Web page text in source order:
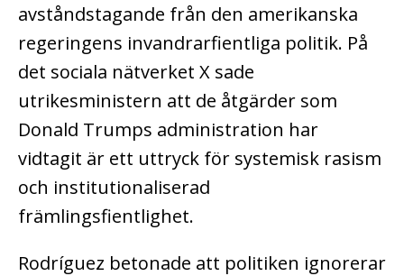
avståndstagande från den amerikanska
regeringens invandrarfientliga politik. På
det sociala nätverket X sade
utrikesministern att de åtgärder som
Donald Trumps administration har
vidtagit är ett uttryck för systemisk rasism
och institutionaliserad
främlingsfientlighet.
Rodríguez betonade att politiken ignorerar